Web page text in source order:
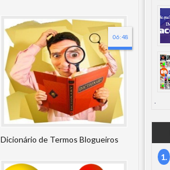
Dicionário de Termos Blogueiros
06:48